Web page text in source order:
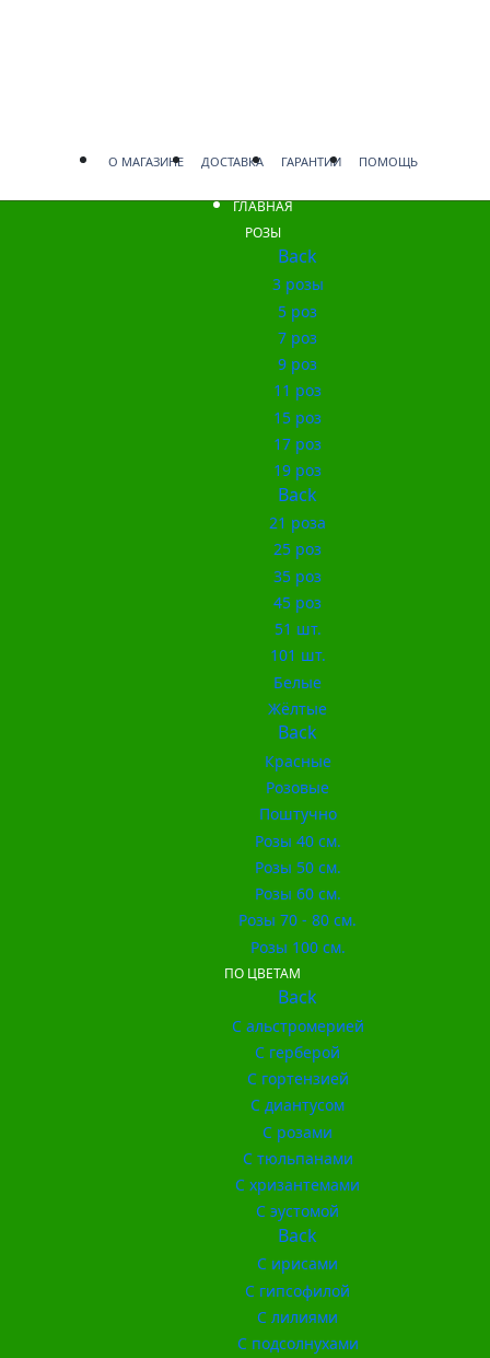
О МАГАЗИНЕ ДОСТАВКА ГАРАНТИИ ПОМОЩЬ
ГЛАВНАЯ
РОЗЫ
Back
3 розы
5 роз
7 роз
9 роз
11 роз
15 роз
17 роз
19 роз
Back
21 роза
25 роз
35 роз
45 роз
51 шт.
101 шт.
Белые
Жёлтые
Back
Красные
Розовые
Поштучно
Розы 40 см.
Розы 50 см.
Розы 60 см.
Розы 70 - 80 см.
Розы 100 см.
ПО ЦВЕТАМ
Back
С альстромерией
С герберой
С гортензией
С диантусом
С розами
С тюльпанами
С хризантемами
С эустомой
Back
С ирисами
С гипсофилой
С лилиями
С подсолнухами